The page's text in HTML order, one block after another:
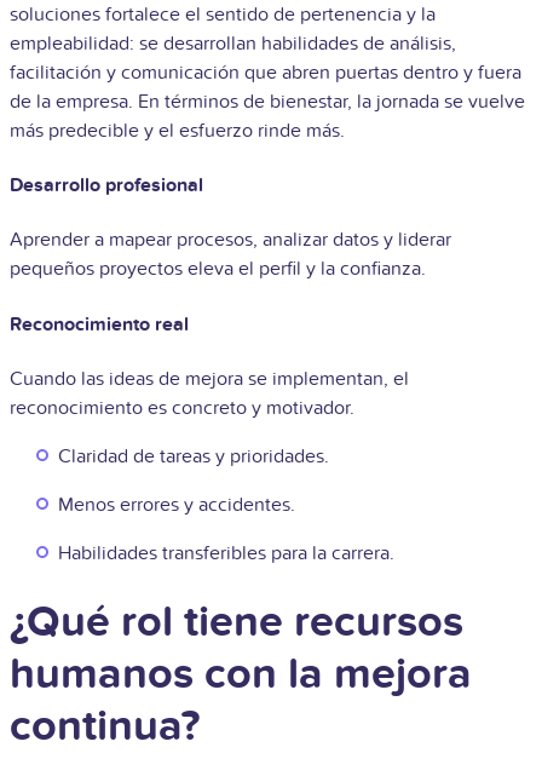
soluciones fortalece el sentido de pertenencia y la
empleabilidad: se desarrollan habilidades de análisis,
facilitación y comunicación que abren puertas dentro y fuera
de la empresa. En términos de bienestar, la jornada se vuelve
más predecible y el esfuerzo rinde más.
Desarrollo profesional
Aprender a mapear procesos, analizar datos y liderar
pequeños proyectos eleva el perfil y la confianza.
Reconocimiento real
Cuando las ideas de mejora se implementan, el
reconocimiento es concreto y motivador.
Claridad de tareas y prioridades.
Menos errores y accidentes.
Habilidades transferibles para la carrera.
¿Qué rol tiene recursos
humanos con la mejora
continua?